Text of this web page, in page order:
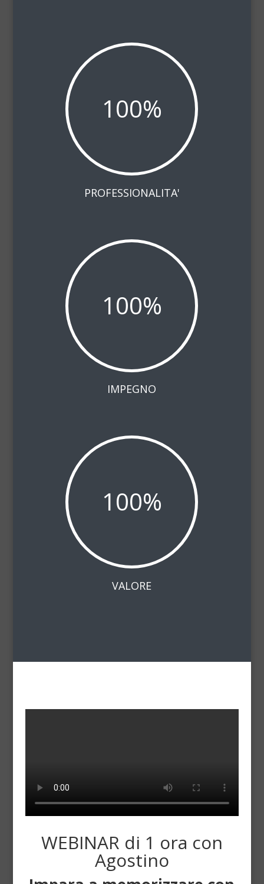
100%
PROFESSIONALITA'
100%
IMPEGNO
100%
VALORE
WEBINAR di 1 ora con
Agostino